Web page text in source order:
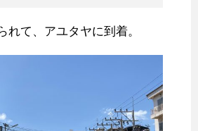
れて、アユタヤに到着。